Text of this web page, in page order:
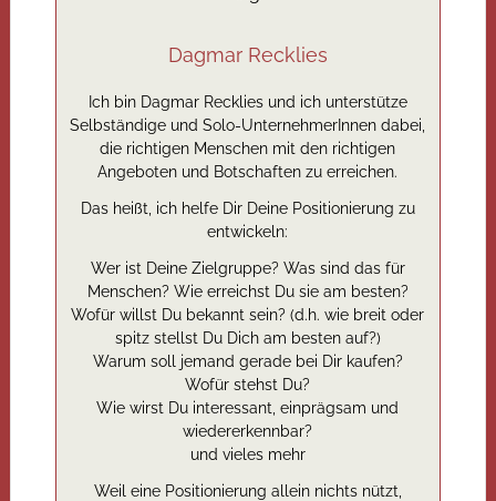
Dagmar Recklies
Ich bin Dagmar Recklies und ich unterstütze
Selbständige und Solo-UnternehmerInnen dabei,
die richtigen Menschen mit den richtigen
Angeboten und Botschaften zu erreichen.
Das heißt, ich helfe Dir Deine Positionierung zu
entwickeln:
Wer ist Deine Zielgruppe? Was sind das für
Menschen? Wie erreichst Du sie am besten?
Wofür willst Du bekannt sein? (d.h. wie breit oder
spitz stellst Du Dich am besten auf?)
Warum soll jemand gerade bei Dir kaufen?
Wofür stehst Du?
Wie wirst Du interessant, einprägsam und
wiedererkennbar?
und vieles mehr
Weil eine Positionierung allein nichts nützt,